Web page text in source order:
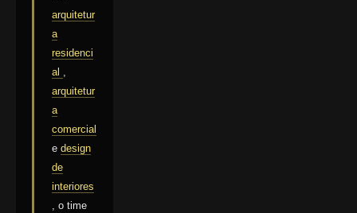
arquitetur
a
residenci
al ,
arquitetur
a
comercial
e design
de
interiores
, o time